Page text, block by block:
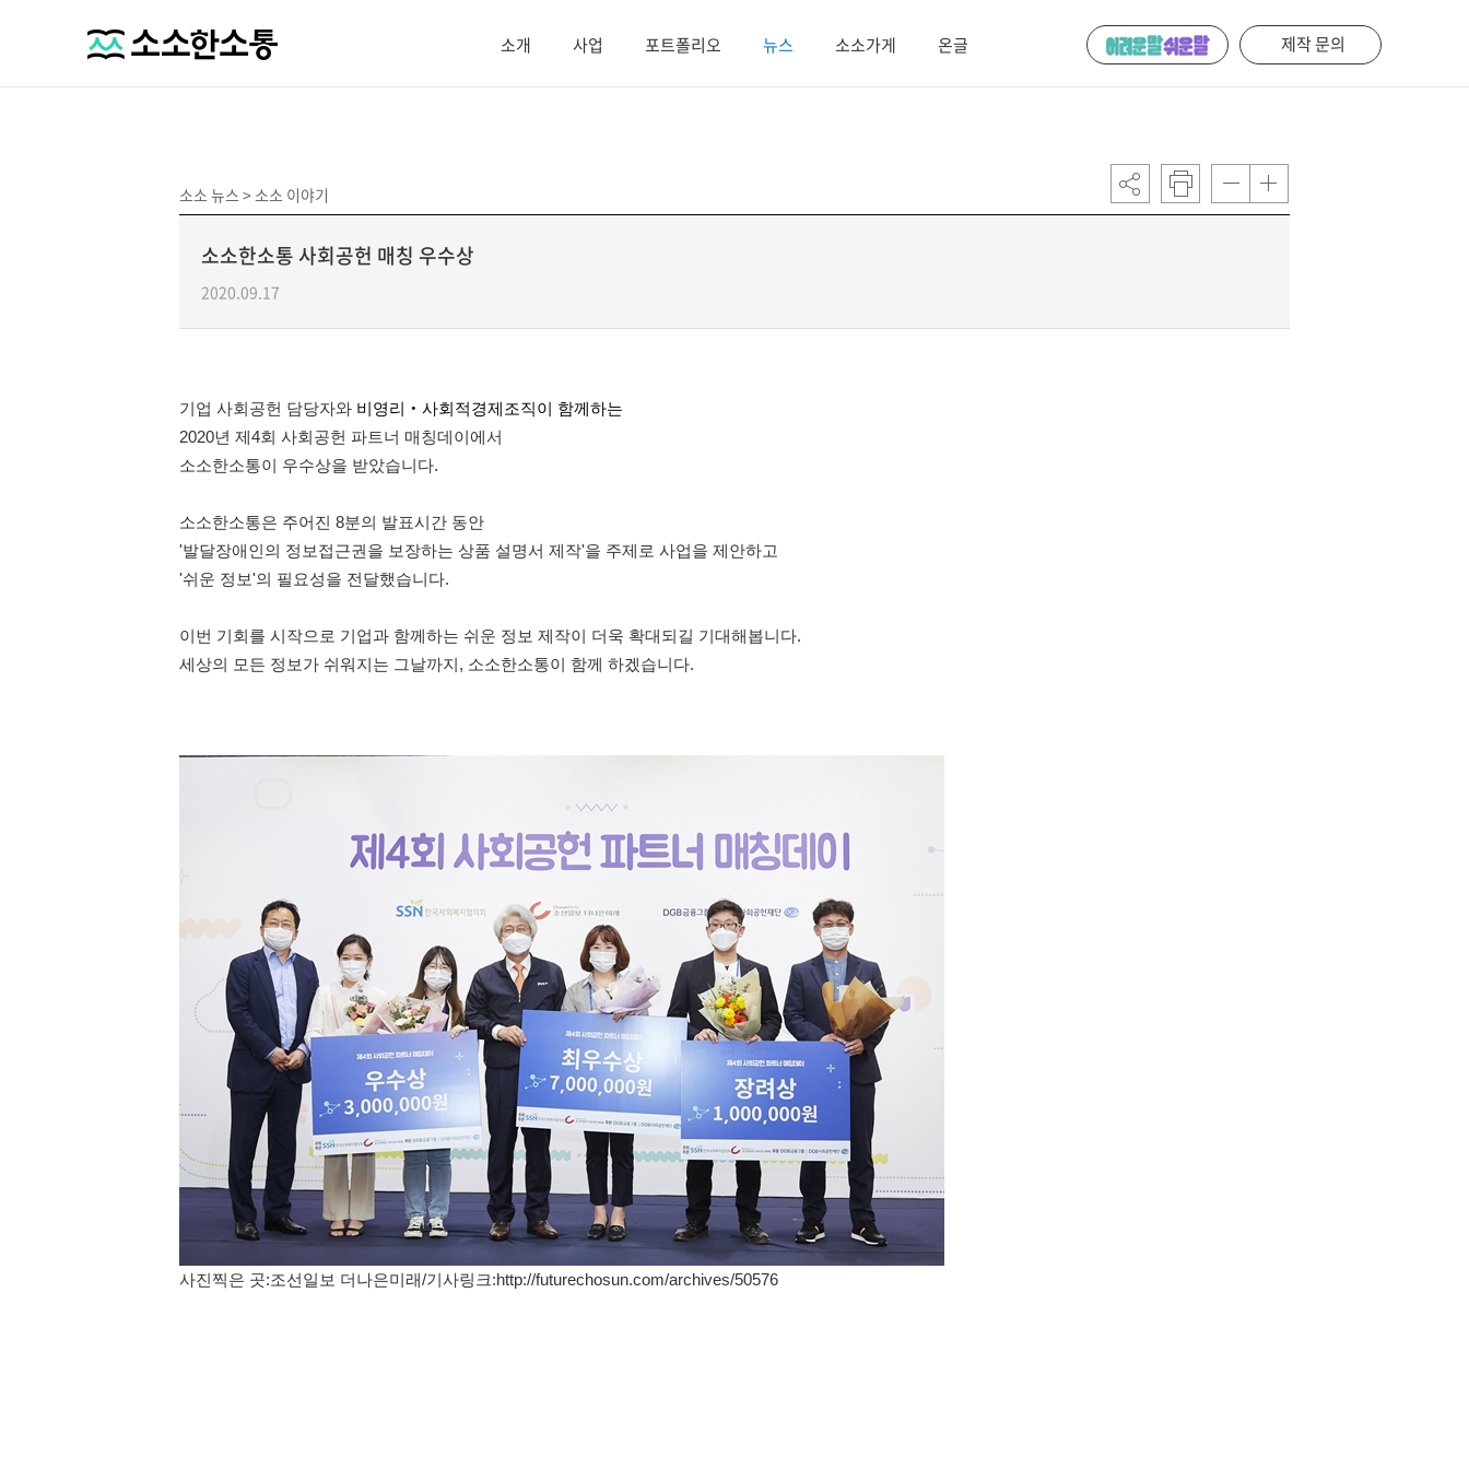
소개 사업 포트폴리오 뉴스 소소가게 온글 제작 문의
소소 뉴스 >소소 이야기
소소한소통 사회공헌 매칭 우수상
2020.09.17
기업 사회공헌 담당자와 비영리‧사회적경제조직이 함께하는
2020년 제4회 사회공헌 파트너 매칭데이에서
소소한소통이 우수상을 받았습니다.
소소한소통은 주어진 8분의 발표시간 동안
'발달장애인의 정보접근권을 보장하는 상품 설명서 제작'을 주제로 사업을 제안하고
'쉬운 정보'의 필요성을 전달했습니다.
이번 기회를 시작으로 기업과 함께하는 쉬운 정보 제작이 더욱 확대되길 기대해봅니다.
세상의 모든 정보가 쉬워지는 그날까지, 소소한소통이 함께 하겠습니다.
사진찍은 곳:조선일보 더나은미래/기사링크:http://futurechosun.com/archives/50576